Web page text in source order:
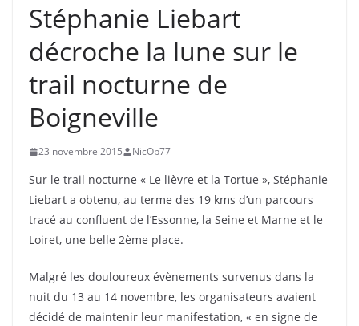
Stéphanie Liebart
décroche la lune sur le
trail nocturne de
Boigneville
23 novembre 2015 NicOb77
Sur le trail nocturne « Le lièvre et la Tortue », Stéphanie
Liebart a obtenu, au terme des 19 kms d’un parcours
tracé au confluent de l’Essonne, la Seine et Marne et le
Loiret, une belle 2ème place.
Malgré les douloureux évènements survenus dans la
nuit du 13 au 14 novembre, les organisateurs avaient
décidé de maintenir leur manifestation, « en signe de